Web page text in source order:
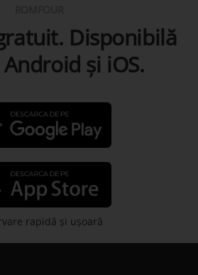
Disponibilă
şi iOS.
rapidă şi uşoară